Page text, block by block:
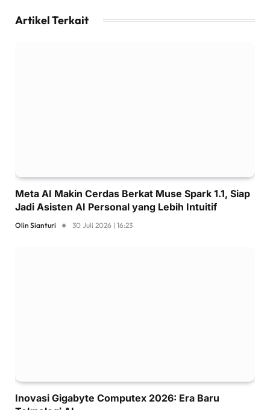
Artikel Terkait
Meta AI Makin Cerdas Berkat Muse Spark 1.1, Siap
Jadi Asisten AI Personal yang Lebih Intuitif
Olin Sianturi 30 Juli 2026 | 16:23
Inovasi Gigabyte Computex 2026: Era Baru